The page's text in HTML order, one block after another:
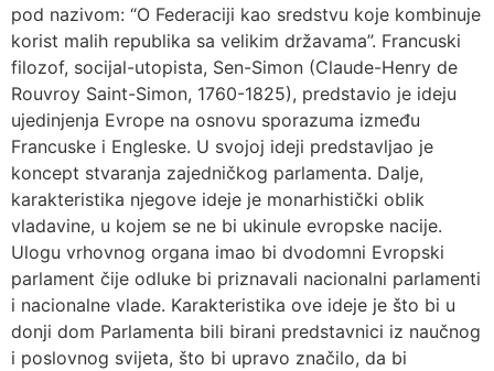
pod nazivom: “O Federaciji kao sredstvu koje kombinuje
korist malih republika sa velikim državama”. Francuski
filozof, socijal-utopista, Sen-Simon (Claude-Henry de
Rouvroy Saint-Simon, 1760-1825), predstavio je ideju
ujedinjenja Evrope na osnovu sporazuma između
Francuske i Engleske. U svojoj ideji predstavljao je
koncept stvaranja zajedničkog parlamenta. Dalje,
karakteristika njegove ideje je monarhistički oblik
vladavine, u kojem se ne bi ukinule evropske nacije.
Ulogu vrhovnog organa imao bi dvodomni Evropski
parlament čije odluke bi priznavali nacionalni parlamenti
i nacionalne vlade. Karakteristika ove ideje je što bi u
donji dom Parlamenta bili birani predstavnici iz naučnog
i poslovnog svijeta, što bi upravo značilo, da bi